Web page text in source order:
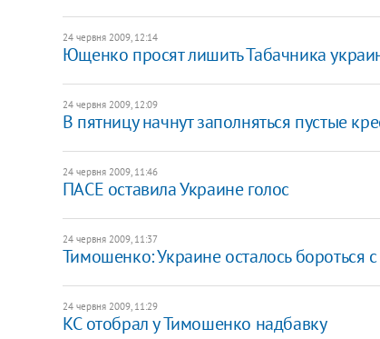
24 червня 2009, 12:14
Ющенко просят лишить Табачника
24 червня 2009, 12:09
В пятницу начнут заполняться пустые
24 червня 2009, 11:46
ПАСЕ оставила Украине голос
24 червня 2009, 11:37
Тимошенко: Украине осталось бороться
24 червня 2009, 11:29
КС отобрал у Тимошенко надбавку